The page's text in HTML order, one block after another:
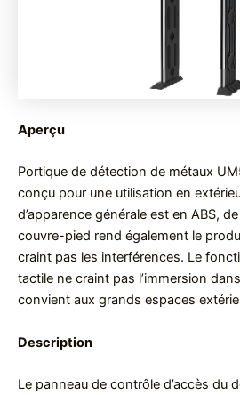
Aperçu
Portique de détection de métaux
conçu pour une utilisation en
d’apparence générale est en ABS,
couvre-pied rend également le
craint pas les interférences. Le
tactile ne craint pas l’immersion dans
convient aux grands espaces
Description
Le panneau de contrôle d’accès du